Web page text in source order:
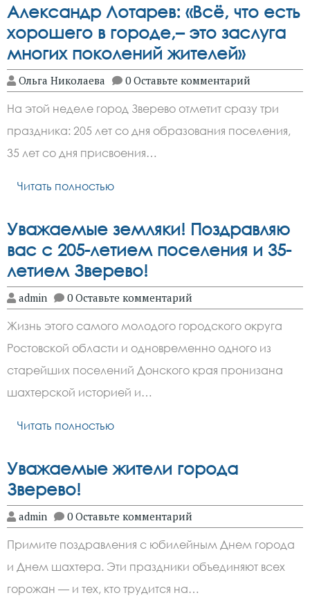
Александр Лотарев: «Всё, что есть
хорошего в городе,– это заслуга
многих поколений жителей»
Ольга Николаева 0 Оставьте комментарий
На этой неделе город Зверево отметит сразу три
праздника: 205 лет со дня образования поселения,
35 лет со дня присвоения…
Читать полностью
Уважаемые земляки! Поздравляю
вас с 205-летием поселения и 35-
летием Зверево!
admin 0 Оставьте комментарий
Жизнь этого самого молодого городского округа
Ростовской области и одновременно одного из
старейших поселений Донского края пронизана
шахтерской историей и…
Читать полностью
Уважаемые жители города
Зверево!
admin 0 Оставьте комментарий
Примите поздравления с юбилейным Днем города
и Днем шахтера. Эти праздники объединяют всех
горожан — и тех, кто трудится на…